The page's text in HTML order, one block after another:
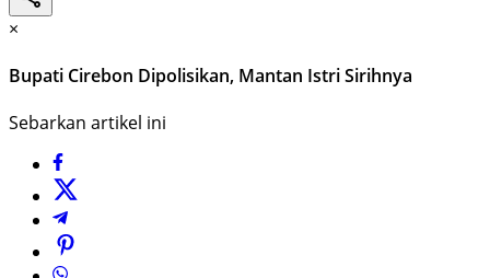
×
Bupati Cirebon Dipolisikan, Mantan Istri Sirihnya
Sebarkan artikel ini